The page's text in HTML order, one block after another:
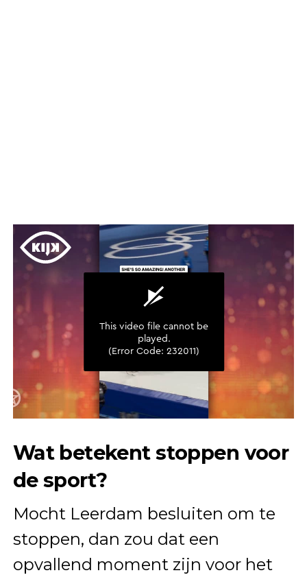
Wat betekent stoppen voor
de sport?
Mocht Leerdam besluiten om te
stoppen, dan zou dat een
opvallend moment zijn voor het